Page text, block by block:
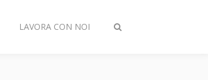
Attiva/disattiva
LAVORA CON NOI